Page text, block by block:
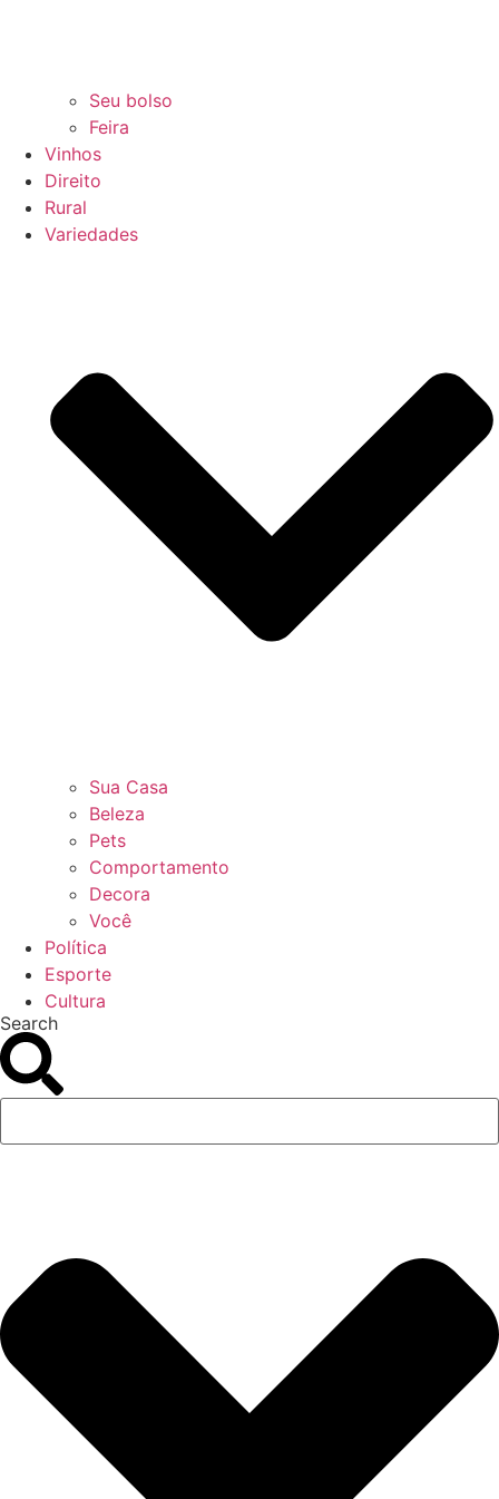
Seu bolso
Feira
Vinhos
Direito
Rural
Variedades
Sua Casa
Beleza
Pets
Comportamento
Decora
Você
Política
Esporte
Cultura
Search